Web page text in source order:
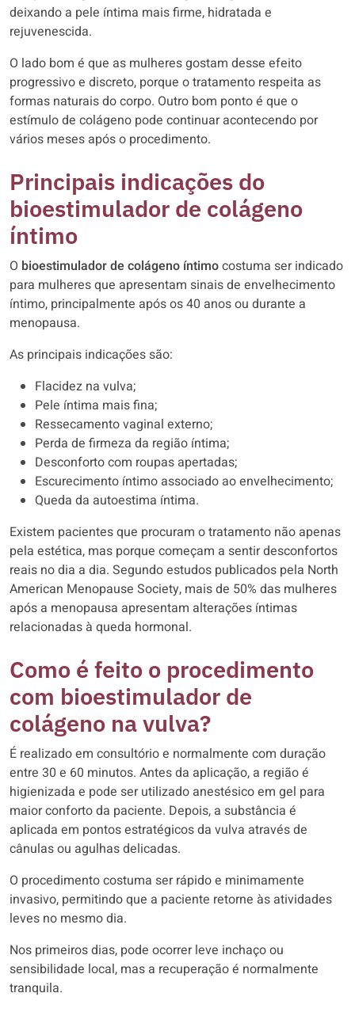
deixando a pele íntima mais firme, hidratada e
rejuvenescida.
O lado bom é que as mulheres gostam desse efeito
progressivo e discreto, porque o tratamento respeita as
formas naturais do corpo. Outro bom ponto é que o
estímulo de colágeno pode continuar acontecendo por
vários meses após o procedimento.
Principais indicações do
bioestimulador de colágeno
íntimo
O bioestimulador de colágeno íntimocostuma ser indicado
para mulheres que apresentam sinais de envelhecimento
íntimo, principalmente após os 40 anos ou durante a
menopausa.
As principais indicações são:
Flacidez na vulva;
Pele íntima mais fina;
Ressecamento vaginal externo;
Perda de firmeza da região íntima;
Desconforto com roupas apertadas;
Escurecimento íntimo associado ao envelhecimento;
Queda da autoestima íntima.
Existem pacientes que procuram o tratamento não apenas
pela estética, mas porque começam a sentir desconfortos
reais no dia a dia. Segundo estudos publicados pela North
American Menopause Society, mais de 50% das mulheres
após a menopausa apresentam alterações íntimas
relacionadas à queda hormonal.
Como é feito o procedimento
com bioestimulador de
colágeno na vulva?
É realizado em consultório e normalmente com duração
entre 30 e 60 minutos. Antes da aplicação, a região é
higienizada e pode ser utilizado anestésico em gel para
maior conforto da paciente. Depois, a substância é
aplicada em pontos estratégicos da vulva através de
cânulas ou agulhas delicadas.
O procedimento costuma ser rápido e minimamente
invasivo, permitindo que a paciente retorne às atividades
leves no mesmo dia.
Nos primeiros dias, pode ocorrer leve inchaço ou
sensibilidade local, mas a recuperação é normalmente
tranquila.